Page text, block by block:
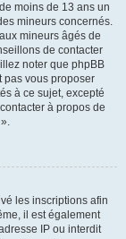
moins de 13 ans un
mineurs concernés.
mineurs âgés de
de contacter
noter que phpBB
pas vous proposer
à ce sujet, excepté
à propos de
les inscriptions afin
il est également
IP ou interdit